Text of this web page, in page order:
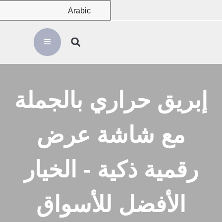
Arabic
إبريق حراري بالجملة
مع شاشة عرض
رقمية ذكية - الخيار
الأفضل للأسواق